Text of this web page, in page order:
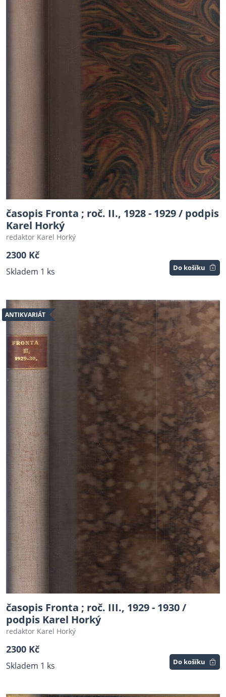
časopis Fronta ; roč. II., 1928 - 1929 / podpis
Karel Horký
redaktor Karel Horký
2300 Kč
Skladem 1 ks Do košíku
ANTIKVARIÁT
časopis Fronta ; roč. III., 1929 - 1930 /
podpis Karel Horký
redaktor Karel Horký
2300 Kč
Skladem 1 ks Do košíku